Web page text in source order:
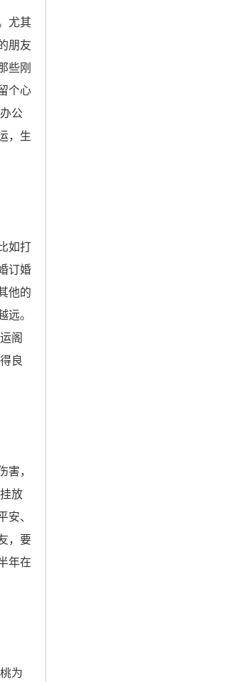
尤其
朋友
些刚
个心
公
，生
如打
订婚
他的
。
阁
良
，
放
、
，要
年在
为